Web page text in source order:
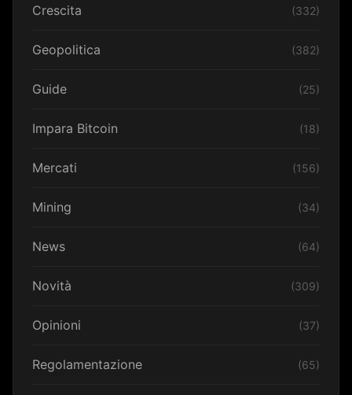
Crescita (332)
Geopolitica (382)
Guide (25)
Impara Bitcoin (18)
Mercati (156)
Mining (34)
News (64)
Novità (309)
Opinioni (37)
Regolamentazione (65)